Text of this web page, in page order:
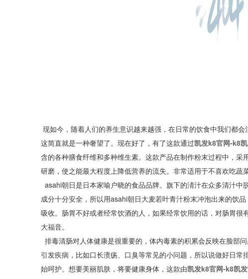
现如今，随着人们的养生意识越来越强，在日常的饮食中我们都
这简直就是一种奢望了。现在好了，有了这款通过凯发k8官网-k8
含的各种膳食纤维和多种维生素。这款产品在制作粉末过程中，
研磨，使之能最大程度上降低营养的流失。非常适用于不喜欢吃蔬
asahi朝日是日本家喻户晓的食品品牌。旗下的淸汁在众多清汁中
成分十分安全，所以用asahi朝日大麦若叶青汁粉末冲泡出来的饮
吸收。肠胃不好或者经常饮酒的人，如果经常饮用的话，对肠胃
大福音。
排毒清肠对人体健康是很重要的，体内毒素的积累会反映在脸部
引发疾病，比如口长溃疡、口臭等常见的小问题，所以说做好日
始呵护。想要美丽肌肤，将要健康身体，这款由凯发k8官网-k8凯